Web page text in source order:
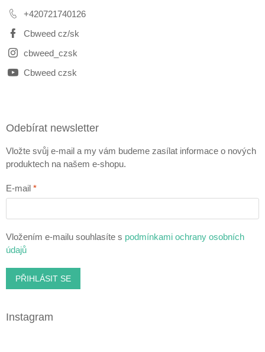
+420721740126
Cbweed cz/sk
cbweed_czsk
Cbweed czsk
Odebírat newsletter
Vložte svůj e-mail a my vám budeme zasílat informace o nových
produktech na našem e-shopu.
E-mail
Vložením e-mailu souhlasíte s podmínkami ochrany osobních
údajů
PŘIHLÁSIT SE
Instagram